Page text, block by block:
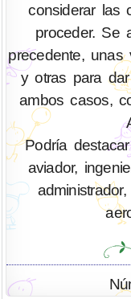
considerar las
proceder. Se
precedente,
y otras para
ambos casos,
Podría
aviador,